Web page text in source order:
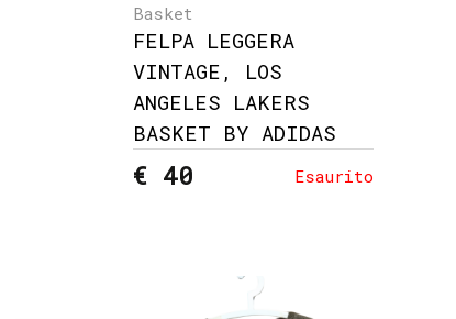
Basket
FELPA LEGGERA
VINTAGE, LOS
ANGELES LAKERS
BASKET BY ADIDAS
€ 40 Esaurito